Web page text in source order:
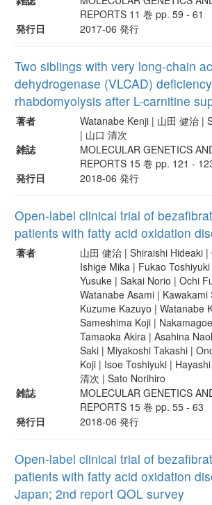
REPORTS 11 巻 pp. 59 - 61
発行日
2017-06 発行
Two siblings with very long-chain
dehydrogenase (VLCAD)
rhabdomyolysis after L-carnitine
著者
Watanabe Kenji | 山田 健治 |
| 山口 清次
雑誌
MOLECULAR GENETICS
REPORTS 15 巻 pp. 121 -
発行日
2018-06 発行
Open-label clinical trial of
patients with fatty acid oxidation
著者
山田 健治 | Shiraishi Hideaki |
Ishige Mika | Fukao
Yusuke | Sakai Norio | Ochi
Watanabe Asami | Kawakami
Kuzume Kazuyo | Watanabe
Sameshima Koji |
Tamaoka Akira | Asahina
Saki | Miyakoshi Takashi |
Koji | Isoe Toshiyuki |
清次 | Sato Norihiro
雑誌
MOLECULAR GENETICS
REPORTS 15 巻 pp. 55 - 63
発行日
2018-06 発行
Open-label clinical trial of
patients with fatty acid oxidation
Japan; 2nd report QOL survey